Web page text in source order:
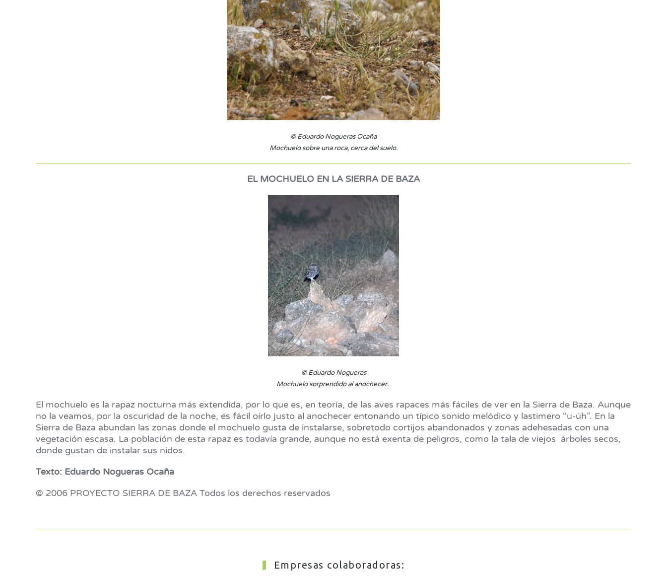
© Eduardo Nogueras Ocaña
Mochuelo sobre una roca, cerca del suelo.
EL MOCHUELO EN LA SIERRA DE BAZA
© Eduardo Nogueras
Mochuelo sorprendido al anochecer.
El mochuelo es la rapaz nocturna más extendida, por lo que es, en teoría, de las aves rapaces más fáciles de ver en la Sierra de Baza. Aunque
no la veamos, por la oscuridad de la noche, es fácil oírlo justo al anochecer entonando un típico sonido melódico y lastimero “u-úh”. En la
Sierra de Baza abundan las zonas donde el mochuelo gusta de instalarse, sobretodo cortijos abandonados y zonas adehesadas con una
vegetación escasa. La población de esta rapaz es todavía grande, aunque no está exenta de peligros, como la tala de viejos árboles secos,
donde gustan de instalar sus nidos.
Texto: Eduardo Nogueras Ocaña
© 2006 PROYECTO SIERRA DE BAZA Todos los derechos reservados
Empresas colaboradoras: